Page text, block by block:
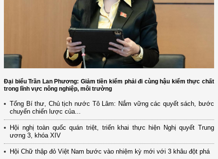
Đại biểu Trần Lan Phương: Giảm tiền kiểm phải đi cùng hậu kiểm thực chất
trong lĩnh vực nông nghiệp, môi trường
Tổng Bí thư, Chủ tịch nước Tô Lâm: Nắm vững các quyết sách, bước
chuyển chiến lược của...
Hội nghị toàn quốc quán triệt, triển khai thực hiện Nghị quyết Trung
ương 3, khóa XIV
Hội Chữ thập đỏ Việt Nam bước vào nhiệm kỳ mới với 3 khâu đột phá